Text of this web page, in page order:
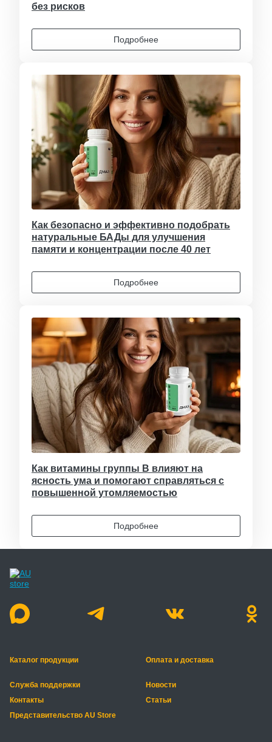
без рисков
Подробнее
Как безопасно и эффективно подобрать
натуральные БАДы для улучшения
памяти и концентрации после 40 лет
Подробнее
Как витамины группы B влияют на
ясность ума и помогают справляться с
повышенной утомляемостью
Подробнее
Каталог продукции Оплата и доставка
Служба поддержки
Новости
Контакты
Статьи
Представительство AU Store